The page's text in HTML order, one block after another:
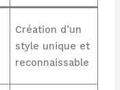
Création d’un
style unique et
reconnaissable